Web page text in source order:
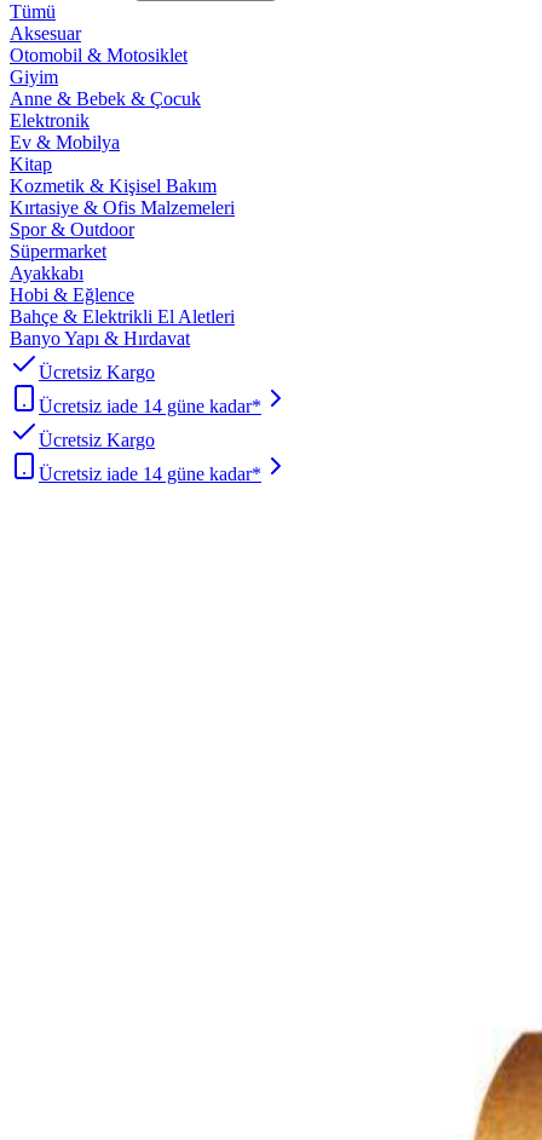
Tümü
Aksesuar
Otomobil & Motosiklet
Giyim
Anne & Bebek & Çocuk
Elektronik
Ev & Mobilya
Kitap
Kozmetik & Kişisel Bakım
Kırtasiye & Ofis Malzemeleri
Spor & Outdoor
Süpermarket
Ayakkabı
Hobi & Eğlence
Bahçe & Elektrikli El Aletleri
Banyo Yapı & Hırdavat
Ücretsiz Kargo
Ücretsiz iade 14 güne kadar*
Ücretsiz Kargo
Ücretsiz iade 14 güne kadar*